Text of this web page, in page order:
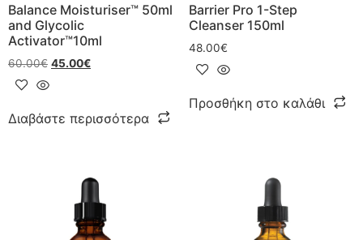
Balance Moisturiser™ 50ml
and Glycolic
Activator™10ml
60.00€ 45.00€
Διαβάστε περισσότερα
Barrier Pro 1-Step
Cleanser 150ml
48.00€
Προσθήκη στο καλάθι